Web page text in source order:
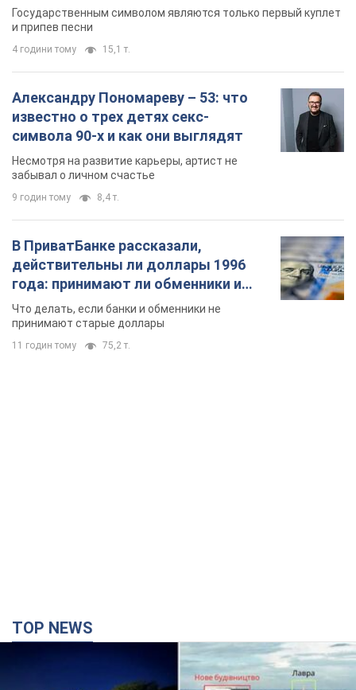
Государственным символом являются только первый куплет
и припев песни
4 години тому 15,1 т.
Александру Пономареву – 53: что
известно о трех детях секс-
символа 90-х и как они выглядят
Несмотря на развитие карьеры, артист не
забывал о личном счастье
9 годин тому 8,4 т.
В ПриватБанке рассказали,
действительны ли доллары 1996
года: принимают ли обменники и
банки такие купюры
Что делать, если банки и обменники не
принимают старые доллары
11 годин тому 75,2 т.
TOP NEWS